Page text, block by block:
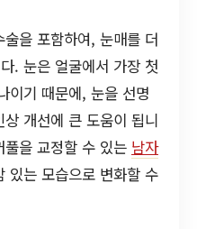
을 포함하여, 눈매를 더
. 눈은 얼굴에서 가장 첫
이기 때문에, 눈을 선명
개선에 큰 도움이 됩니
을 교정할 수 있는 남자
있는 모습으로 변화할 수